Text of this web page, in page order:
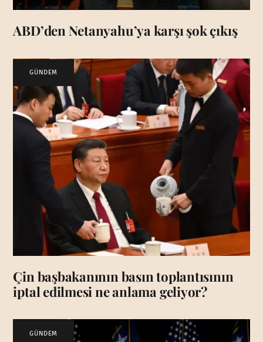
ABD’den Netanyahu’ya karşı şok çıkış
GÜNDEM
Çin başbakanının basın toplantısının
iptal edilmesi ne anlama geliyor?
GÜNDEM